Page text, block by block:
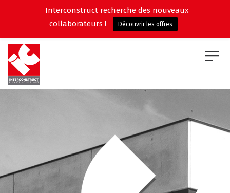
Interconstruct recherche des nouveaux
collaborateurs !
Découvrir les offres